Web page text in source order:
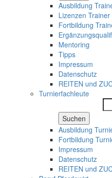
Ausbildung
Lizenzen Trainer
Fortbildung
Mentoring
Tipps
Impressum
Datenschutz
REITEN und
Turnierfachleute
Suchen
Ausbildung
Fortbildung
Impressum
Datenschutz
REITEN und